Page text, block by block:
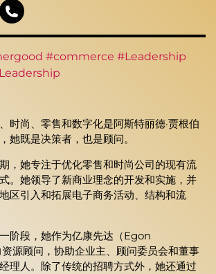
#commerce #Leadership
时尚、零售和数字化是阿斯特丽德·贾根伯
她既是决策者，也是顾问。
，她专注于优化零售和时尚公司的现有流
。她领导了新商业理念的开发和实施，并
区引入和拓展电子商务活动、结构和流
阶段，她作为亿康先达（Egon
源顾问，协助企业主、顾问委员会和董事
理人。除了传统的招聘方式外，她还通过